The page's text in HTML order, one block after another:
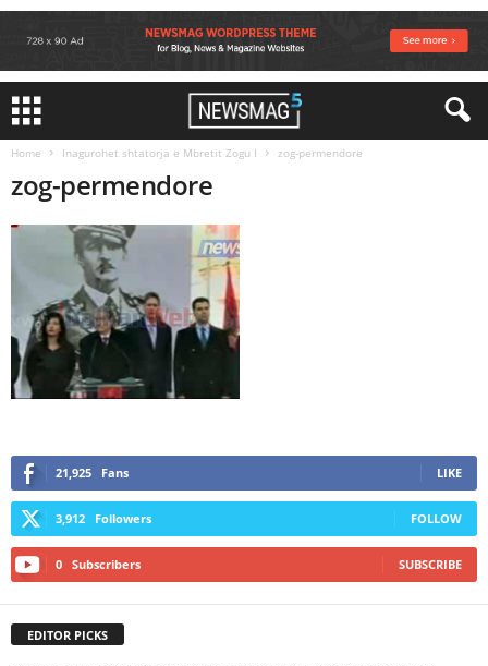
Home Inagurohet shtatorja e Mbretit Zogu I zog-permendore
zog-permendore
21,925 Fans LIKE
3,912 Followers FOLLOW
0 Subscribers SUBSCRIBE
EDITOR PICKS